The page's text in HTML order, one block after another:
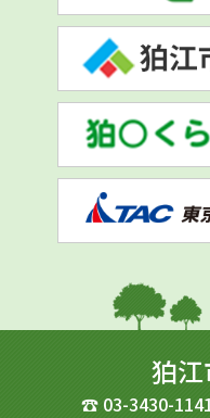
狛
☎ 03-3430-